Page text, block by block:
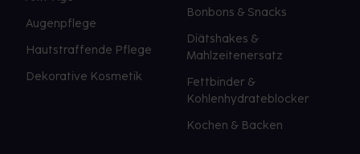
Augenpflege
Hautstraffende Pflege
Dekorative Kosmetik
Bonbons & Snacks
Diätshakes &
Mahlzeitenersatz
Fettbinder &
Kohlenhydrateblocker
Kochen & Backen